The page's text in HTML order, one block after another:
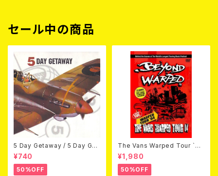
セール中の商品
5 Day Getaway / 5 Day Get
away (CDEP)
¥740
50%OFF
The Vans Warped Tour `04
Beyond Warped (国内盤DV
D)
¥1,980
50%OFF